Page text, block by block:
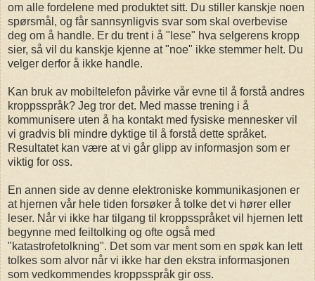
om alle fordelene med produktet sitt. Du stiller kanskje noen
spørsmål, og får sannsynligvis svar som skal overbevise
deg om å handle. Er du trent i å "lese" hva selgerens kropp
sier, så vil du kanskje kjenne at "noe" ikke stemmer helt. Du
velger derfor å ikke handle.
Kan bruk av mobiltelefon påvirke vår evne til å forstå andres
kroppsspråk? Jeg tror det. Med masse trening i å
kommunisere uten å ha kontakt med fysiske mennesker vil
vi gradvis bli mindre dyktige til å forstå dette språket.
Resultatet kan være at vi går glipp av informasjon som er
viktig for oss.
En annen side av denne elektroniske kommunikasjonen er
at hjernen vår hele tiden forsøker å tolke det vi hører eller
leser. Når vi ikke har tilgang til kroppsspråket vil hjernen lett
begynne med feiltolking og ofte også med
"katastrofetolkning". Det som var ment som en spøk kan lett
tolkes som alvor når vi ikke har den ekstra informasjonen
som vedkommendes kroppsspråk gir oss.